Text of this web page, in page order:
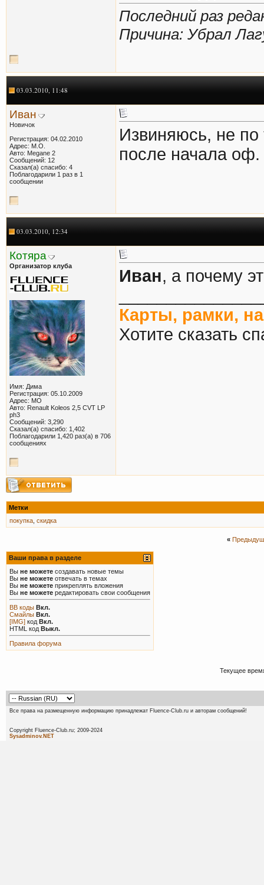
Последний раз
Причина: Убрал
03.03.2010, 11:48
Иван
Новичок
Регистрация: 04.02.2010
Адрес: М.О.
Авто: Megane 2
Сообщений: 12
Сказал(а) спасибо: 4
Поблагодарили 1 раз в 1
сообщении
Извиняюсь, не
после начала
03.03.2010, 12:34
Котяра
Организатор клуба
Имя: Дима
Регистрация: 05.10.2009
Адрес: МО
Авто: Renault Koleos 2,5 CVT LP
ph3
Сообщений: 3,290
Сказал(а) спасибо: 1,402
Поблагодарили 1,420 раз(а) в 706
сообщениях
Иван, а почему
Карты, рамки,
Хотите сказать
Метки
покупка скидка
«
Ваши права в разделе
Вы не можете создавать новые темы
Вы не можете отвечать в темах
Вы не можете прикреплять вложения
Вы не можете редактировать свои сообщения
BB коды Вкл.
Смайлы Вкл.
[IMG] код Вкл.
HTML код Выкл.
Правила форума
Текущее
Все права на размещенную информацию принадлежат Fluence-Club.ru и авторам сообщений!
Copyright Fluence-Club.ru;
Sysadminov.NET